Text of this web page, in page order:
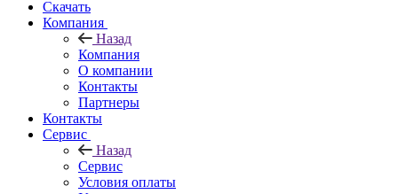
Скачать
Компания
Назад
Компания
О компании
Контакты
Партнеры
Контакты
Сервис
Назад
Сервис
Условия оплаты